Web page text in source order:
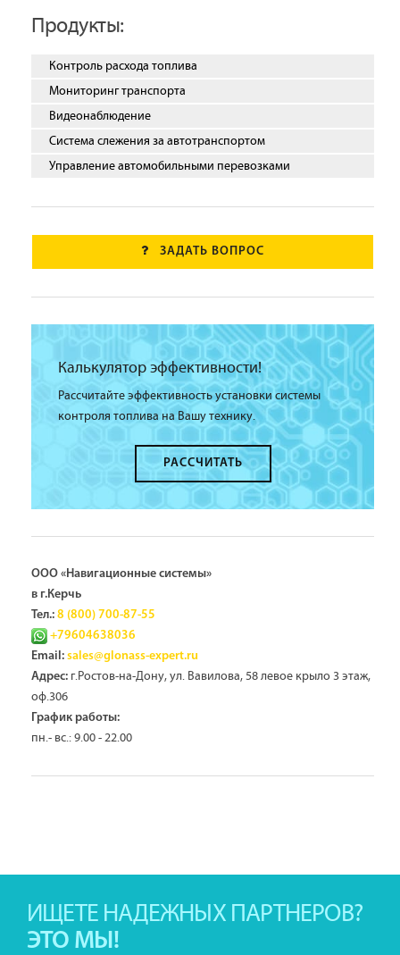
Продукты:
Контроль расхода топлива
Мониторинг транспорта
Видеонаблюдение
Система слежения за автотранспортом
Управление автомобильными перевозками
ЗАДАТЬ ВОПРОС
Калькулятор эффективности!
Рассчитайте эффективность установки системы
контроля топлива на Вашу технику.
РАССЧИТАТЬ
ООО «Навигационные системы»
в г.Керчь
Тел.: 8 (800) 700-87-55
+79604638036
Email: sales@glonass-expert.ru
Адрес: г.Ростов-на-Дону, ул. Вавилова, 58 левое крыло 3 этаж,
оф.306
График работы:
пн.- вс.: 9.00 - 22.00
ИЩЕТЕ НАДЕЖНЫХ ПАРТНЕРОВ?
ЭТО МЫ!